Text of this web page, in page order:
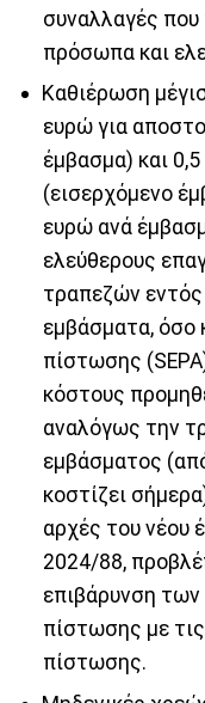
συναλλαγές
πρόσωπα και
Καθιέρωση
ευρώ για
έμβασμα) και
(εισερχόμενο
ευρώ ανά
ελεύθερους
τραπεζών
εμβάσματα, όσο
πίστωσης
κόστους
αναλόγως την
εμβάσματος
κοστίζει
αρχές του νέου
2024/88,
επιβάρυνση
πίστωσης με
πίστωσης.